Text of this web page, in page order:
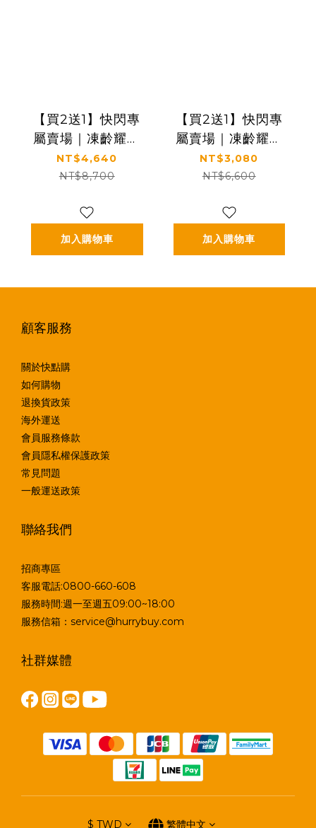
【買2送1】快閃專
屬賣場｜凍齡耀眼
美肌｜5種EGF｜
【KS】凍齡奇肌精
(30ml*2)
NT$4,640
NT$8,700
加入購物車
【買2送1】快閃專
屬賣場｜凍齡耀眼
美肌｜5種EGF｜
【KS】凍齡奇肌全
(50ml*2)
NT$3,080
NT$6,600
加入購物車
顧客服務
關於快點購
如何購物
退換貨政策
海外運送
會員服務條款
會員隱私權保護政策
常見問題
一般運送政策
聯絡我們
招商專區
客服電話:0800-660-608
服務時間:週一至週五09:00~18:00
服務信箱：service@hurrybuy.com
社群媒體
$ TWD 繁體中文